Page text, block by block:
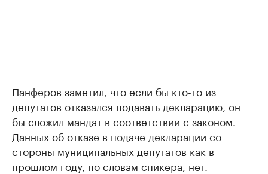
Панферов заметил, что если бы кто-то из
депутатов отказался подавать декларацию, он
бы сложил мандат в соответствии с законом.
Данных об отказе в подаче декларации со
стороны муниципальных депутатов как в
прошлом году, по словам спикера, нет.